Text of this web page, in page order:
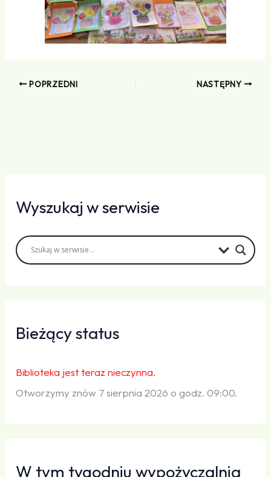
POPRZEDNI NASTĘPNY
Wyszukaj w serwisie
Bieżący status
Biblioteka jest teraz nieczynna.
Otworzymy znów 7 sierpnia 2026 o godz. 09:00.
W tym tygodniu wypożyczalnia